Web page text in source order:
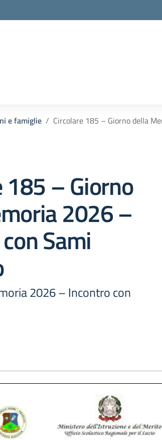
e famiglie Circolare 185 – Giorno della
185 – Giorno
2026 –
Sami
2026 – Incontro con